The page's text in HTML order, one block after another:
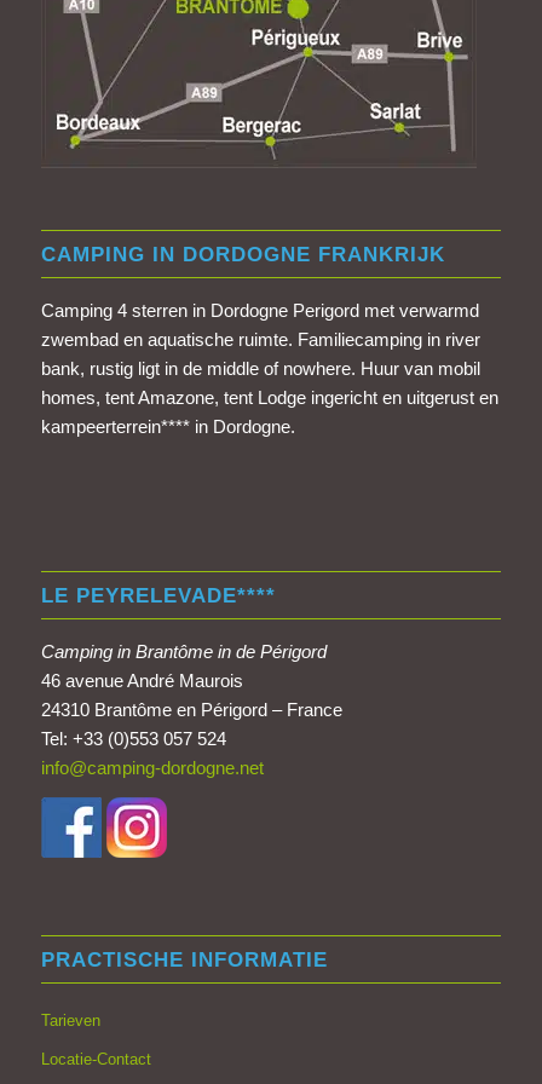
CAMPING IN DORDOGNE FRANKRIJK
Camping 4 sterren in Dordogne Perigord met verwarmd
zwembad en aquatische ruimte. Familiecamping in river
bank, rustig ligt in de middle of nowhere. Huur van mobil
homes, tent Amazone, tent Lodge ingericht en uitgerust en
kampeerterrein**** in Dordogne.
LE PEYRELEVADE****
Camping in Brantôme in de Périgord
46 avenue André Maurois
24310 Brantôme en Périgord – France
Tel: +33 (0)553 057 524
info@camping-dordogne.net
PRACTISCHE INFORMATIE
Tarieven
Locatie-Contact